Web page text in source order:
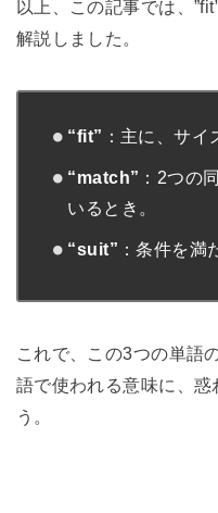
以上、この記事では、
解説しました。
“fit” ：主に、サイ
“match” ：2つの
いるとき。
“suit” ：条件を満
これで、この3つの単語
語で使われる意味に、惑
う。